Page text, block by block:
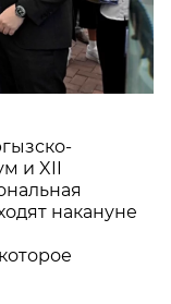
и XII
накануне